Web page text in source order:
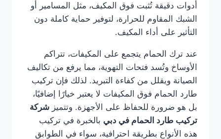
أدوات دقيقة تُثبت فوق المكيف، مثل المسامير أو
الشبك المقاوم للحرارة، لتوفير حماية كاملة دون
التأثير على أداء المكيف.
عند ترك الحمام يتجمع على المكيفات، تتراكم
الأوساخ وتُسد فتحات التهوية، مما يرفع من تكاليف
الصيانة ويقلل من كفاءة التبريد. لذلك فإن تركيب
طارد الحمام فوق المكيفات لا يعتبر خيارًا إضافيًا،
بل هو ضرورة للحفاظ على الأجهزة. وتتميز شركة
تركيب طارد الحمام في دبي بالخبرة في تركيب
هذه الأنواع بطريقة احترافية، سواء في الطوابق